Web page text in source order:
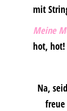
mit
Meine
hot, hot!
Na,
freue